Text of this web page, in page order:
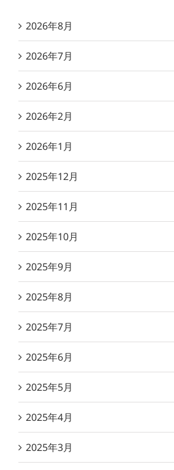
2026年8月
2026年7月
2026年6月
2026年2月
2026年1月
2025年12月
2025年11月
2025年10月
2025年9月
2025年8月
2025年7月
2025年6月
2025年5月
2025年4月
2025年3月